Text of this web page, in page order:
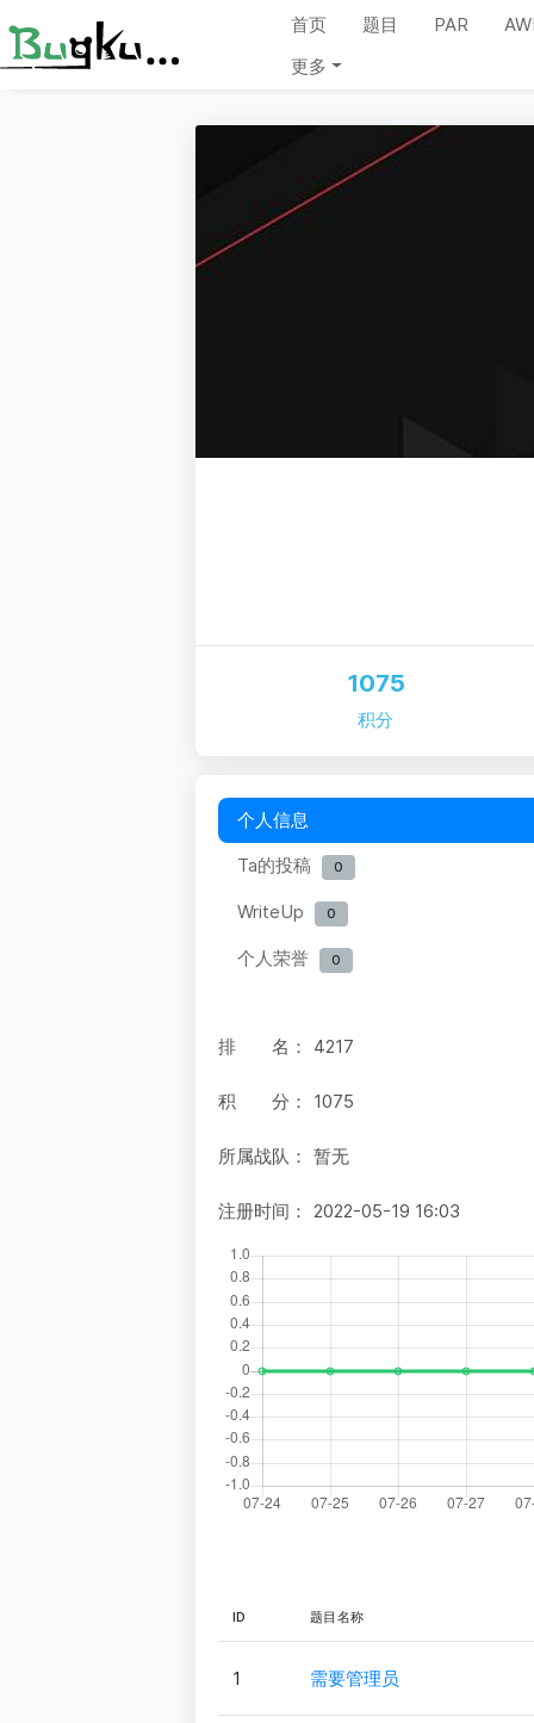
首页 题目 PAR
更多
1075
积分
个人信息
Ta的投稿
0
WriteUp 0
个人荣誉 0
排 名： 4217
积 分： 1075
所属战队： 暂无
注册时间： 2022-05-19 16:03
ID 题目名称
1 需要管理员